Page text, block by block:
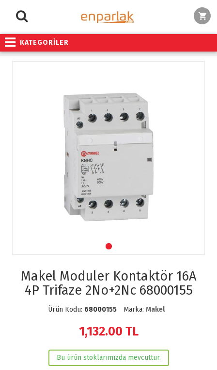
KATEGORİLER
Makel Moduler Kontaktör 16A
4P Trifaze 2No+2Nc 68000155
Ürün Kodu: 68000155 Marka: Makel
1,132.00 TL
Bu ürün stoklarımızda mevcuttur.